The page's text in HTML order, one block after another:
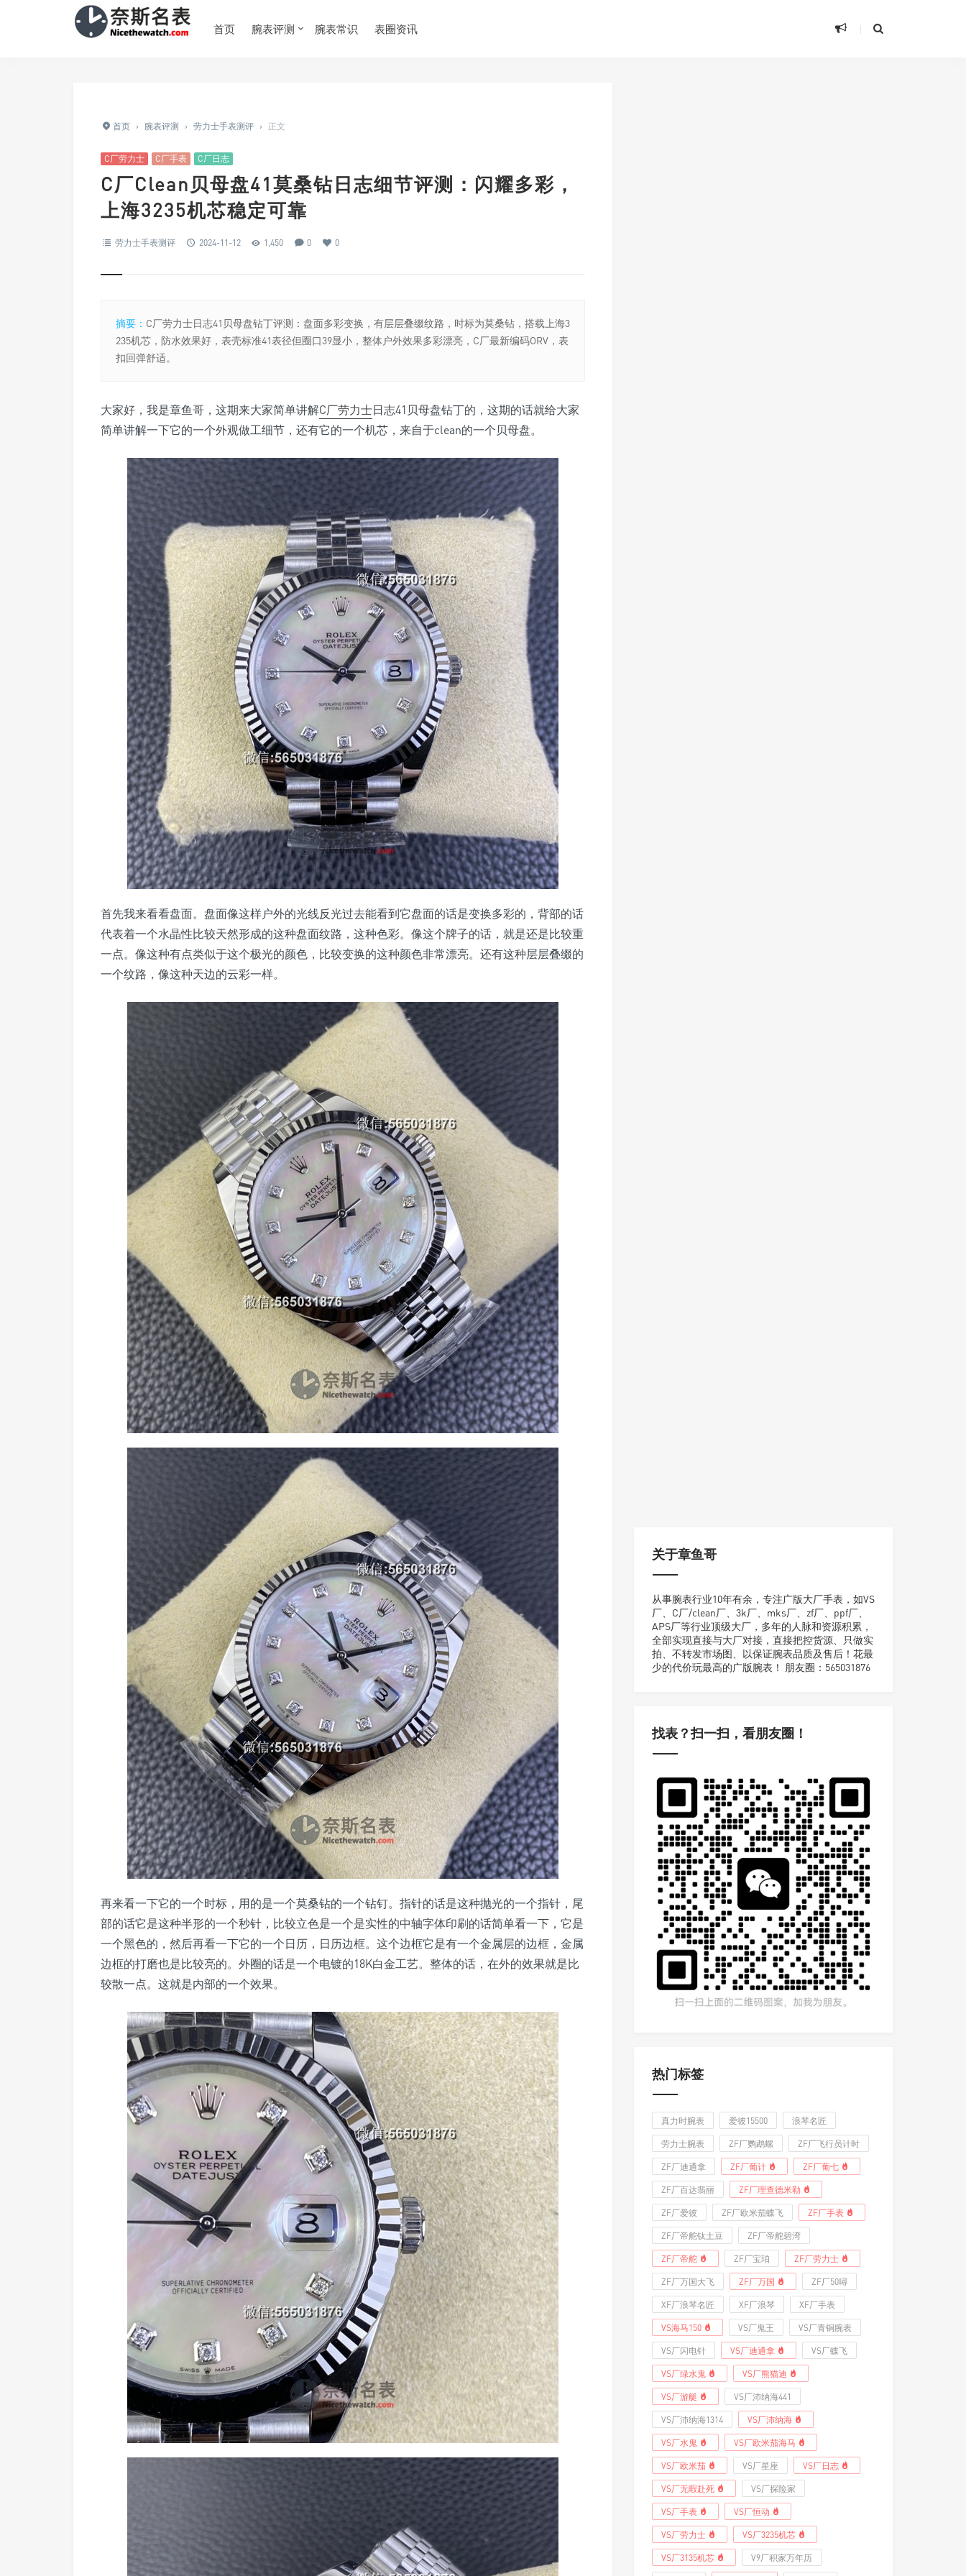
首页 腕表评测 腕表常识 表圈资讯
首页 › 腕表评测 › 劳力士手表测评 › 正文
C厂劳力士 C厂手表 C厂日志
C厂Clean贝母盘41莫桑钻日志细节评测：闪耀多彩，
上海3235机芯稳定可靠
劳力士手表测评 2024-11-12 1,450 0 0
摘要： C厂劳力士日志41贝母盘钻丁评测：盘面多彩变换，有层层叠缀纹路，时标为莫桑钻，搭载上海3
235机芯，防水效果好，表壳标准41表径但圈口39显小，整体户外效果多彩漂亮，C厂最新编码ORV，表
扣回弹舒适。
大家好，我是章鱼哥，这期来大家简单讲解C厂劳力士日志41贝母盘钻丁的，这期的话就给大家
简单讲解一下它的一个外观做工细节，还有它的一个机芯，来自于clean的一个贝母盘。
首先我来看看盘面。盘面像这样户外的光线反光过去能看到它盘面的话是变换多彩的，背部的话
代表着一个水晶性比较天然形成的这种盘面纹路，这种色彩。像这个牌子的话，就是还是比较重
一点。像这种有点类似于这个极光的颜色，比较变换的这种颜色非常漂亮。还有这种层层叠缀的
一个纹路，像这种天边的云彩一样。
再来看一下它的一个时标，用的是一个莫桑钻的一个钻钉。指针的话是这种抛光的一个指针，尾
部的话它是这种半形的一个秒针，比较立色是一个是实性的中轴字体印刷的话简单看一下，它是
一个黑色的，然后再看一下它的一个日历，日历边框。这个边框它是有一个金属层的边框，金属
边框的打磨也是比较亮的。外圈的话是一个电镀的18K白金工艺。整体的话，在外的效果就是比
较散一点。这就是内部的一个效果。
关于章鱼哥
从事腕表行业10年有余，专注广版大厂手表，如VS
厂、C厂/clean厂、3k厂、mks厂、zf厂、ppf厂、
APS厂等行业顶级大厂，多年的人脉和资源积累，
全部实现直接与大厂对接，直接把控货源、只做实
拍、不转发市场图、以保证腕表品质及售后！花最
少的代价玩最高的广版腕表！ 朋友圈：565031876
找表？扫一扫，看朋友圈！
热门标签
真力时腕表 爱彼15500 浪琴名匠
劳力士腕表 ZF厂鹦鹉螺 ZF厂飞行员计时
ZF厂迪通拿 ZF厂葡计 ZF厂葡七
ZF厂百达翡丽 ZF厂理查德米勒
ZF厂爱彼 ZF厂欧米茄蝶飞 ZF厂手表
ZF厂帝舵钛土豆 ZF厂帝舵碧湾
ZF厂帝舵 ZF厂宝珀 ZF厂劳力士
ZF厂万国大飞 ZF厂万国 ZF厂50噚
XF厂浪琴名匠 XF厂浪琴 XF厂手表
VS海马150 VS厂鬼王 VS厂青铜腕表
VS厂闪电针 VS厂迪通拿 VS厂蝶飞
VS厂绿水鬼 VS厂熊猫迪
VS厂游艇 VS厂沛纳海441
VS厂沛纳海1314 VS厂沛纳海
VS厂水鬼 VS厂欧米茄海马
VS厂欧米茄 VS厂星座 VS厂日志
VS厂无暇赴死 VS厂探险家
VS厂手表 VS厂恒动
VS厂劳力士 VS厂3235机芯
VS厂3135机芯 V9厂积家万年历